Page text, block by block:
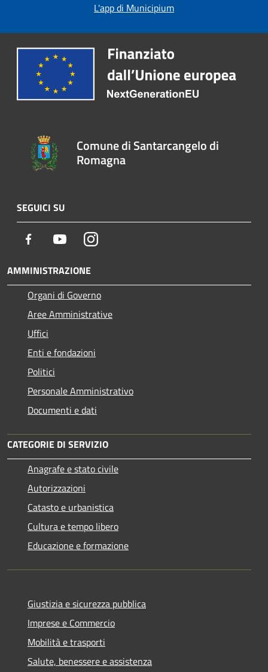
L'app di Municipium
Comune di Santarcangelo di
Romagna
SEGUICI SU
Facebook YoutubeInstagram
AMMINISTRAZIONE
Organi di Governo
Aree Amministrative
Uffici
Enti e fondazioni
Politici
Personale Amministrativo
Documenti e dati
CATEGORIE DI SERVIZIO
Anagrafe e stato civile
Autorizzazioni
Catasto e urbanistica
Cultura e tempo libero
Educazione e formazione
Giustizia e sicurezza pubblica
Imprese e Commercio
Mobilità e trasporti
Salute, benessere e assistenza